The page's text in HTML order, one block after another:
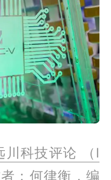
川科技评论 （I
者：何律衡，编